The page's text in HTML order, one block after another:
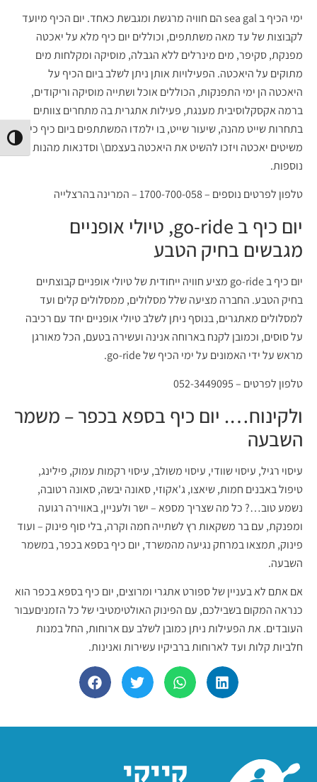
ימי הכיף ב sea gal הם חוויה מרגשת ומגבשת כאחד. יום הכיף מיועד
לקבוצות של עד מאה משתתפים, וכוללים יום כיף מלא על יאכטה
מפנקת, סקיפר, מים מינרלים ללא הגבלה, מוסיקה ומקלחות מים
מתוקים על היאכטה. הפעילויות אותן ניתן לשלב ביום הכיף על
היאכטה הן ימי התפנקות, הכוללים אוכל ושתייה מוסיקה וריקודים,
ברמה אקסקלוסיבית מענגת, פעילות אתגרית בה מתחרים צוותים
בתחרות שייט מהנה, שיעור שייט, בו ילמדו המשתתפים ביום כיף כיצד
משיטים יאכטה ויזכו להשיט את היאכטה בעצמם\ וסדנאות מהנות
נוספות.
טלפון לפרטים נוספים – 1700-700-058 – המרינה בהרצלייה
יום כיף ב go-ride, טיולי אופניים
מגבשים בחיק הטבע
יום כיף ב go-ride מציע חוויה ייחודית של טיולי אופניים קבוצתיים
בחיק הטבע. החברה מציעה שלל מסלולים, ממסלולים קלים ועד
למסלולים מאתגרים, בנוסף ניתן לשלב טיולי אופניים יחד עם רכיבה
על סוסים, וכמובן לקנח בארוחה אנינה ועשירה בטעם, הכל מאורגן
מראש על ידי האמונים על ימי הכיף של go-ride.
טלפון לפרטים – 052-3449095
ולקינוח…. יום כיף בספא בכפר – משמר
השבעה
עיסוי רגיל, עיסוי שוודי, עיסוי משולב, עיסוי רקמות עמוק, פילינג,
טיפול באבנים חמות, שיאצו, ג'אקוזי, סאונה יבשה, סאונה רטובה,
נשמע טוב…? כל מה שצריך מספא – ישר ולעניין, באווירה רגועה
ומפנקת, עם בר משקאות רץ לשתייה חמה וקרה, בלי סוף פינוק – ועוד
פינוק, תמצאו במרחק נגיעה מהמשרד, יום כיף בספא בכפר, במשמר
השבעה.
אם אתם לא בעניין של ספורט אתגרי ומרוצים, יום כיף בספא בכפר הוא
כנראה המקום בשבילכם, עם הפינוק האולטימטיבי של כל הזמניםעבור
העובדים. את הפעילות ניתן כמובן לשלב עם ארוחות, החל במנות
חלביות קלות ועד לארוחות ברביקיו עשירות ואנינות.